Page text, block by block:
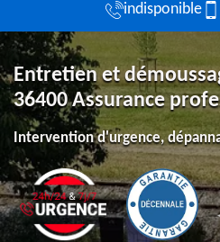
indisponible
Entretien et
36400 Assurance
Intervention d'urgence,